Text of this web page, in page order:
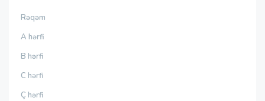
Rəqəm
A hərfi
B hərfi
C hərfi
Ç hərfi